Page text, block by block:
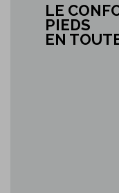
LE
PIEDS
EN